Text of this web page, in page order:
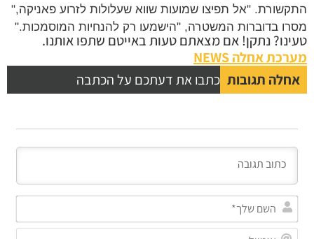
התקשורת. "אל תפיצו שמועות שווא שעלולות לזרוע פאניקה,"
מסרו בדוברות המשטרה, "הישמעו רק להנחיות המוסמכות."
טעינו? נתקן! אם מצאתם טעות באייטם שתפו אותנו.
מערכת אחלה NEWS
אחלה תגובות כתבו את דעתכם על הכתבה